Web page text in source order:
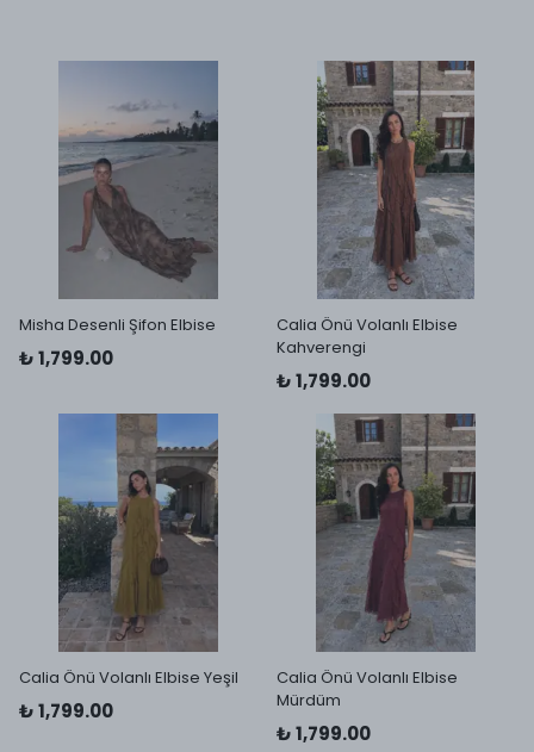
Misha Desenli Şifon Elbise
₺ 1,799.00
Calia Önü Volanlı Elbise
Kahverengi
₺ 1,799.00
Calia Önü Volanlı Elbise Yeşil
₺ 1,799.00
Calia Önü Volanlı Elbise
Mürdüm
₺ 1,799.00